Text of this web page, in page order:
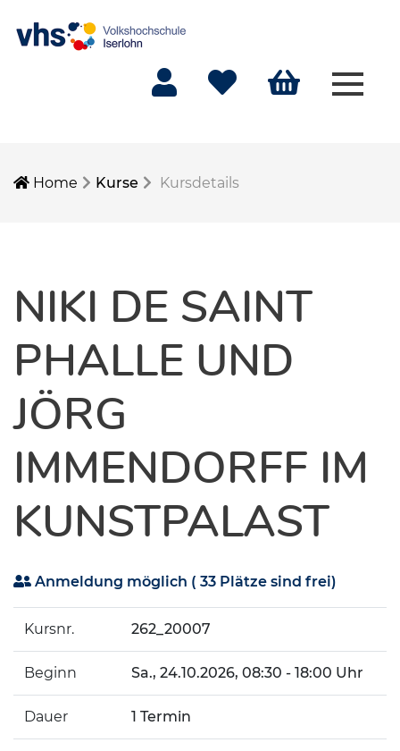
Home Kurse Kursdetails
NIKI DE SAINT
PHALLE UND
JÖRG
IMMENDORFF IM
KUNSTPALAST
Anmeldung möglich ( 33 Plätze sind frei)
Kursnr. 262_20007
Beginn Sa., 24.10.2026, 08:30 - 18:00 Uhr
Dauer 1 Termin